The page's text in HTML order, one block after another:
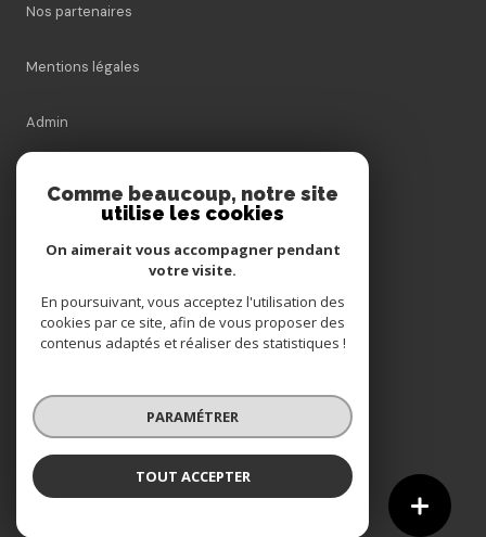
Nos partenaires
Mentions légales
Admin
Réalisé par
Comme beaucoup, notre site
utilise les cookies
On aimerait vous accompagner pendant
votre visite.
En poursuivant, vous acceptez l'utilisation des
cookies par ce site, afin de vous proposer des
contenus adaptés et réaliser des statistiques !
PARAMÉTRER
TOUT ACCEPTER